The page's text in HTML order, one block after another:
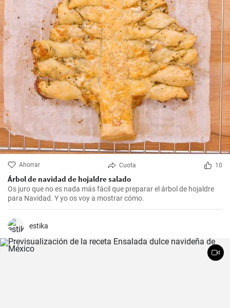
Ahorrar Cuota 10
Árbol de navidad de hojaldre salado
Os juro que no es nada más fácil que preparar el árbol de hojaldre
para Navidad. Y yo os voy a mostrar cómo.
estika